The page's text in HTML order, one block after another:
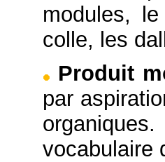
modules,
colle, les
Produit
par
vocabulaire